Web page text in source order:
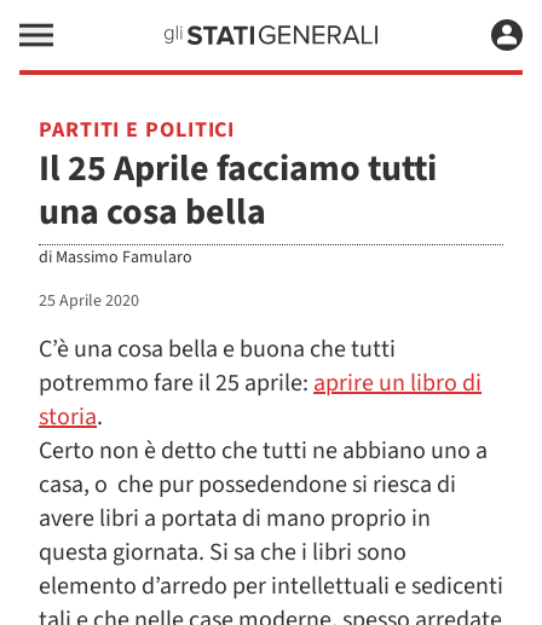
PARTITI E POLITICI
Il 25 Aprile facciamo tutti
una cosa bella
di Massimo Famularo
25 Aprile 2020
C’è una cosa bella e buona che tutti
potremmo fare il 25 aprile:aprire un libro di
storia.
Certo non è detto che tutti ne abbiano uno a
casa, o che pur possedendone si riesca di
avere libri a portata di mano proprio in
questa giornata. Si sa che i libri sono
elemento d’arredo per intellettuali e sedicenti